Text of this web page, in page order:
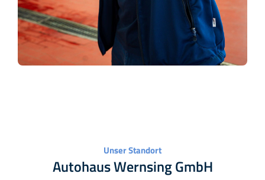
Unser Standort
Autohaus Wernsing GmbH